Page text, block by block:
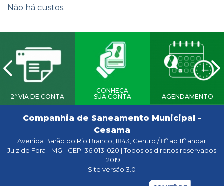
Não há custos.
2ª VIA DE CONTA
CONHEÇA
SUA CONTA
AGENDAMENTO
Companhia de Saneamento Municipal -
Cesama
Avenida Barão do Rio Branco, 1843, Centro / 8º ao 11º andar
Juiz de Fora - MG - CEP: 36.013-020 | Todos os direitos reservados
| 2019
Site versão 3.0